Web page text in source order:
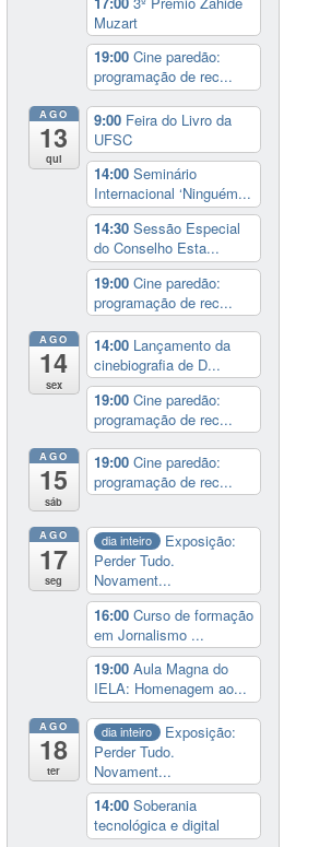
Muzart
19:00 Cine paredão:
programação de rec...
AGO
13
qui
9:00 Feira do Livro da
UFSC
14:00 Seminário
Internacional ‘Ninguém...
14:30 Sessão Especial
do Conselho Esta...
19:00 Cine paredão:
programação de rec...
AGO
14
sex
14:00 Lançamento da
cinebiografia de D...
19:00 Cine paredão:
programação de rec...
AGO
15
sáb
19:00 Cine paredão:
programação de rec...
AGO
17
seg
dia inteiro
Exposição:
Perder Tudo.
Novament...
16:00 Curso de formação
em Jornalismo ...
19:00 Aula Magna do
IELA: Homenagem ao...
AGO
18
ter
dia inteiro
Exposição:
Perder Tudo.
Novament...
14:00 Soberania
tecnológica e digital